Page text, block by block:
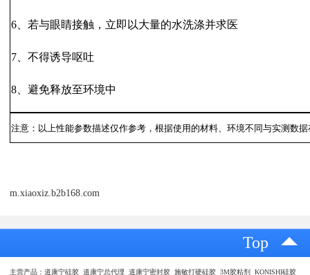
6、若与眼睛接触，立即以大量的水洗涤并求医
7、不得诱导呕吐
8、避免释放至环境中
注意：以上性能参数描述仅作参考，根据使用的材料、环境不同与实测数
m.xiaoxiz.b2b168.com
Top
主营产品：道康宁硅胶 道康宁总代理 道康宁密封胶 施敏打硬硅胶 3M胶粘剂 KONISHI硅胶